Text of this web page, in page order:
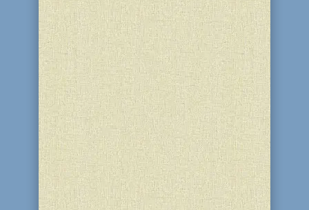
Рабби Дов-Бер из Межирича (Великий
Маггид) – духовный лидер хасидского
движения. После смерти рабби
Исраэля Баал-Шем-Това хасидское
движение устремилось навстречу
простым евреям, которые остро
нуждались в понимании, любви и
поддержке. Начался второй этап в
истории...